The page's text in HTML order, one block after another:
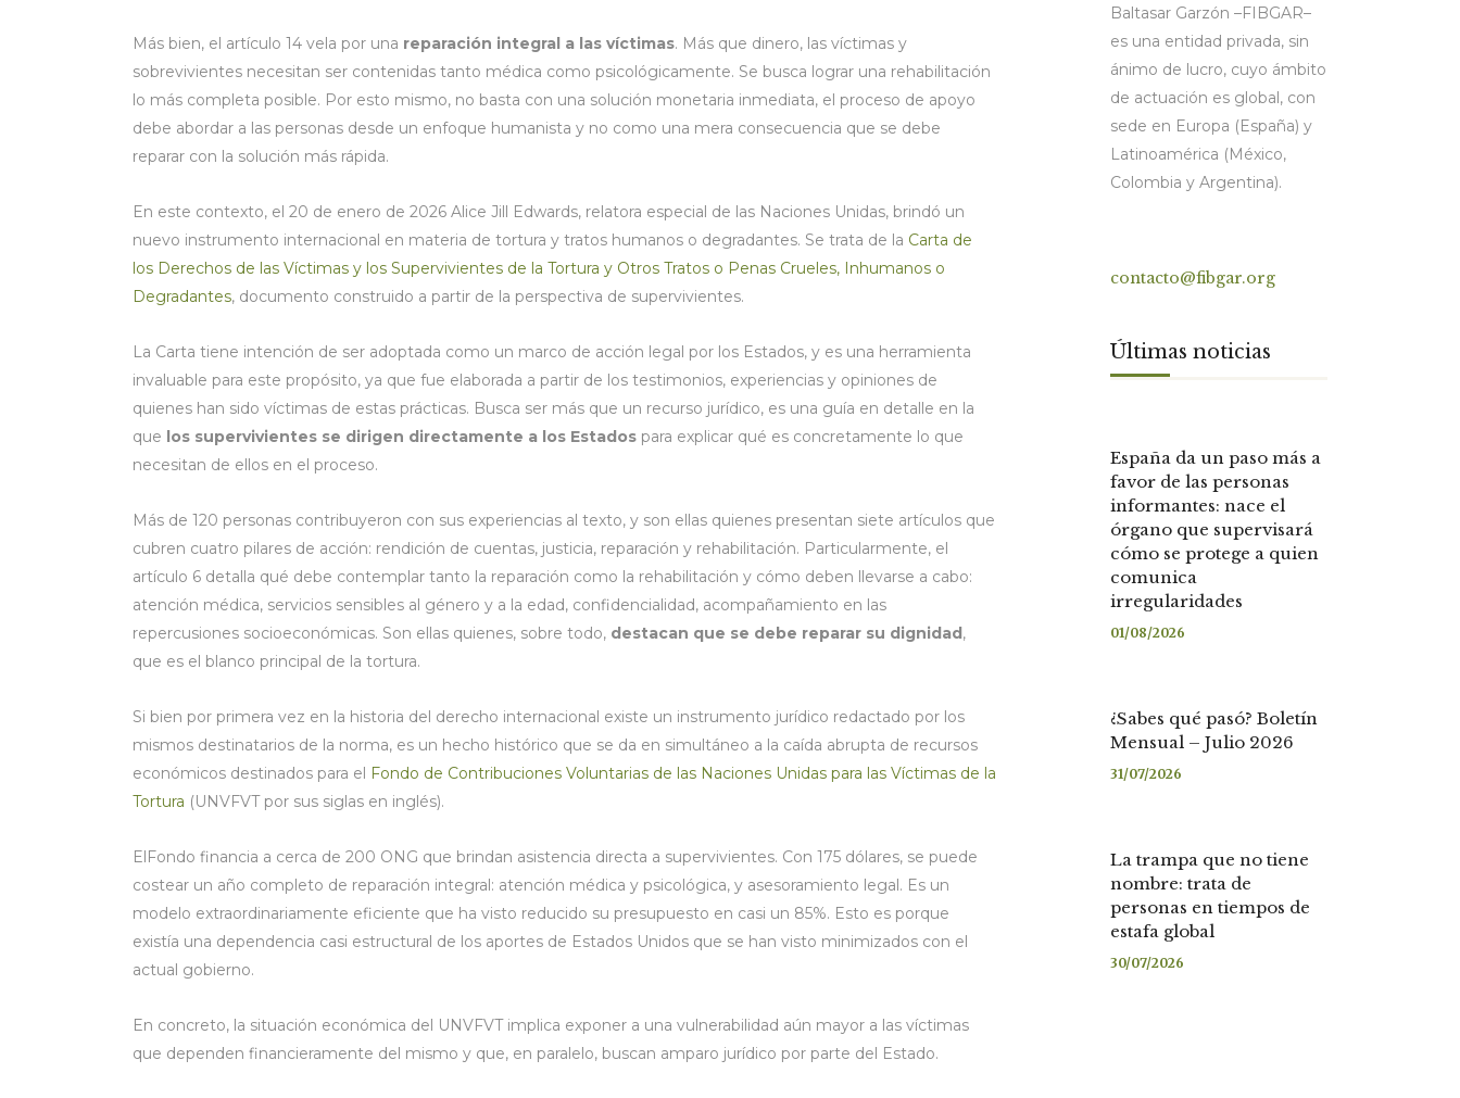
Más bien, el artículo 14 vela por una reparación integral a las víctimas. Más que dinero, las víctimas y
sobrevivientes necesitan ser contenidas tanto médica como psicológicamente. Se busca lograr una rehabilitación
lo más completa posible. Por esto mismo, no basta con una solución monetaria inmediata, el proceso de apoyo
debe abordar a las personas desde un enfoque humanista y no como una mera consecuencia que se debe
reparar con la solución más rápida.
En este contexto, el 20 de enero de 2026 Alice Jill Edwards, relatora especial de las Naciones Unidas, brindó un
nuevo instrumento internacional en materia de tortura y tratos humanos o degradantes. Se trata de la Carta de
los Derechos de las Víctimas y los Supervivientes de la Tortura y Otros Tratos o Penas Crueles, Inhumanos o
Degradantes, documento construido a partir de la perspectiva de supervivientes.
La Carta tiene intención de ser adoptada como un marco de acción legal por los Estados, y es una herramienta
invaluable para este propósito, ya que fue elaborada a partir de los testimonios, experiencias y opiniones de
quienes han sido víctimas de estas prácticas. Busca ser más que un recurso jurídico, es una guía en detalle en la
que los supervivientes se dirigen directamente a los Estados para explicar qué es concretamente lo que
necesitan de ellos en el proceso.
Más de 120 personas contribuyeron con sus experiencias al texto, y son ellas quienes presentan siete artículos que
cubren cuatro pilares de acción: rendición de cuentas, justicia, reparación y rehabilitación. Particularmente, el
artículo 6 detalla qué debe contemplar tanto la reparación como la rehabilitación y cómo deben llevarse a cabo:
atención médica, servicios sensibles al género y a la edad, confidencialidad, acompañamiento en las
repercusiones socioeconómicas. Son ellas quienes, sobre todo, destacan que se debe reparar su dignidad,
que es el blanco principal de la tortura.
Si bien por primera vez en la historia del derecho internacional existe un instrumento jurídico redactado por los
mismos destinatarios de la norma, es un hecho histórico que se da en simultáneo a la caída abrupta de recursos
económicos destinados para el Fondo de Contribuciones Voluntarias de las Naciones Unidas para las Víctimas de la
Tortura (UNVFVT por sus siglas en inglés).
ElFondo financia a cerca de 200 ONG que brindan asistencia directa a supervivientes. Con 175 dólares, se puede
costear un año completo de reparación integral: atención médica y psicológica, y asesoramiento legal. Es un
modelo extraordinariamente eficiente que ha visto reducido su presupuesto en casi un 85%. Esto es porque
existía una dependencia casi estructural de los aportes de Estados Unidos que se han visto minimizados con el
actual gobierno.
En concreto, la situación económica del UNVFVT implica exponer a una vulnerabilidad aún mayor a las víctimas
que dependen financieramente del mismo y que, en paralelo, buscan amparo jurídico por parte del Estado.
Baltasar Garzón –FIBGAR–
es una entidad privada, sin
ánimo de lucro, cuyo ámbito
de actuación es global, con
sede en Europa (España) y
Latinoamérica (México,
Colombia y Argentina).
contacto@fibgar.org
Últimas noticias
España da un paso más a
favor de las personas
informantes: nace el
órgano que supervisará
cómo se protege a quien
comunica
irregularidades
01/08/2026
¿Sabes qué pasó? Boletín
Mensual – Julio 2026
31/07/2026
La trampa que no tiene
nombre: trata de
personas en tiempos de
estafa global
30/07/2026